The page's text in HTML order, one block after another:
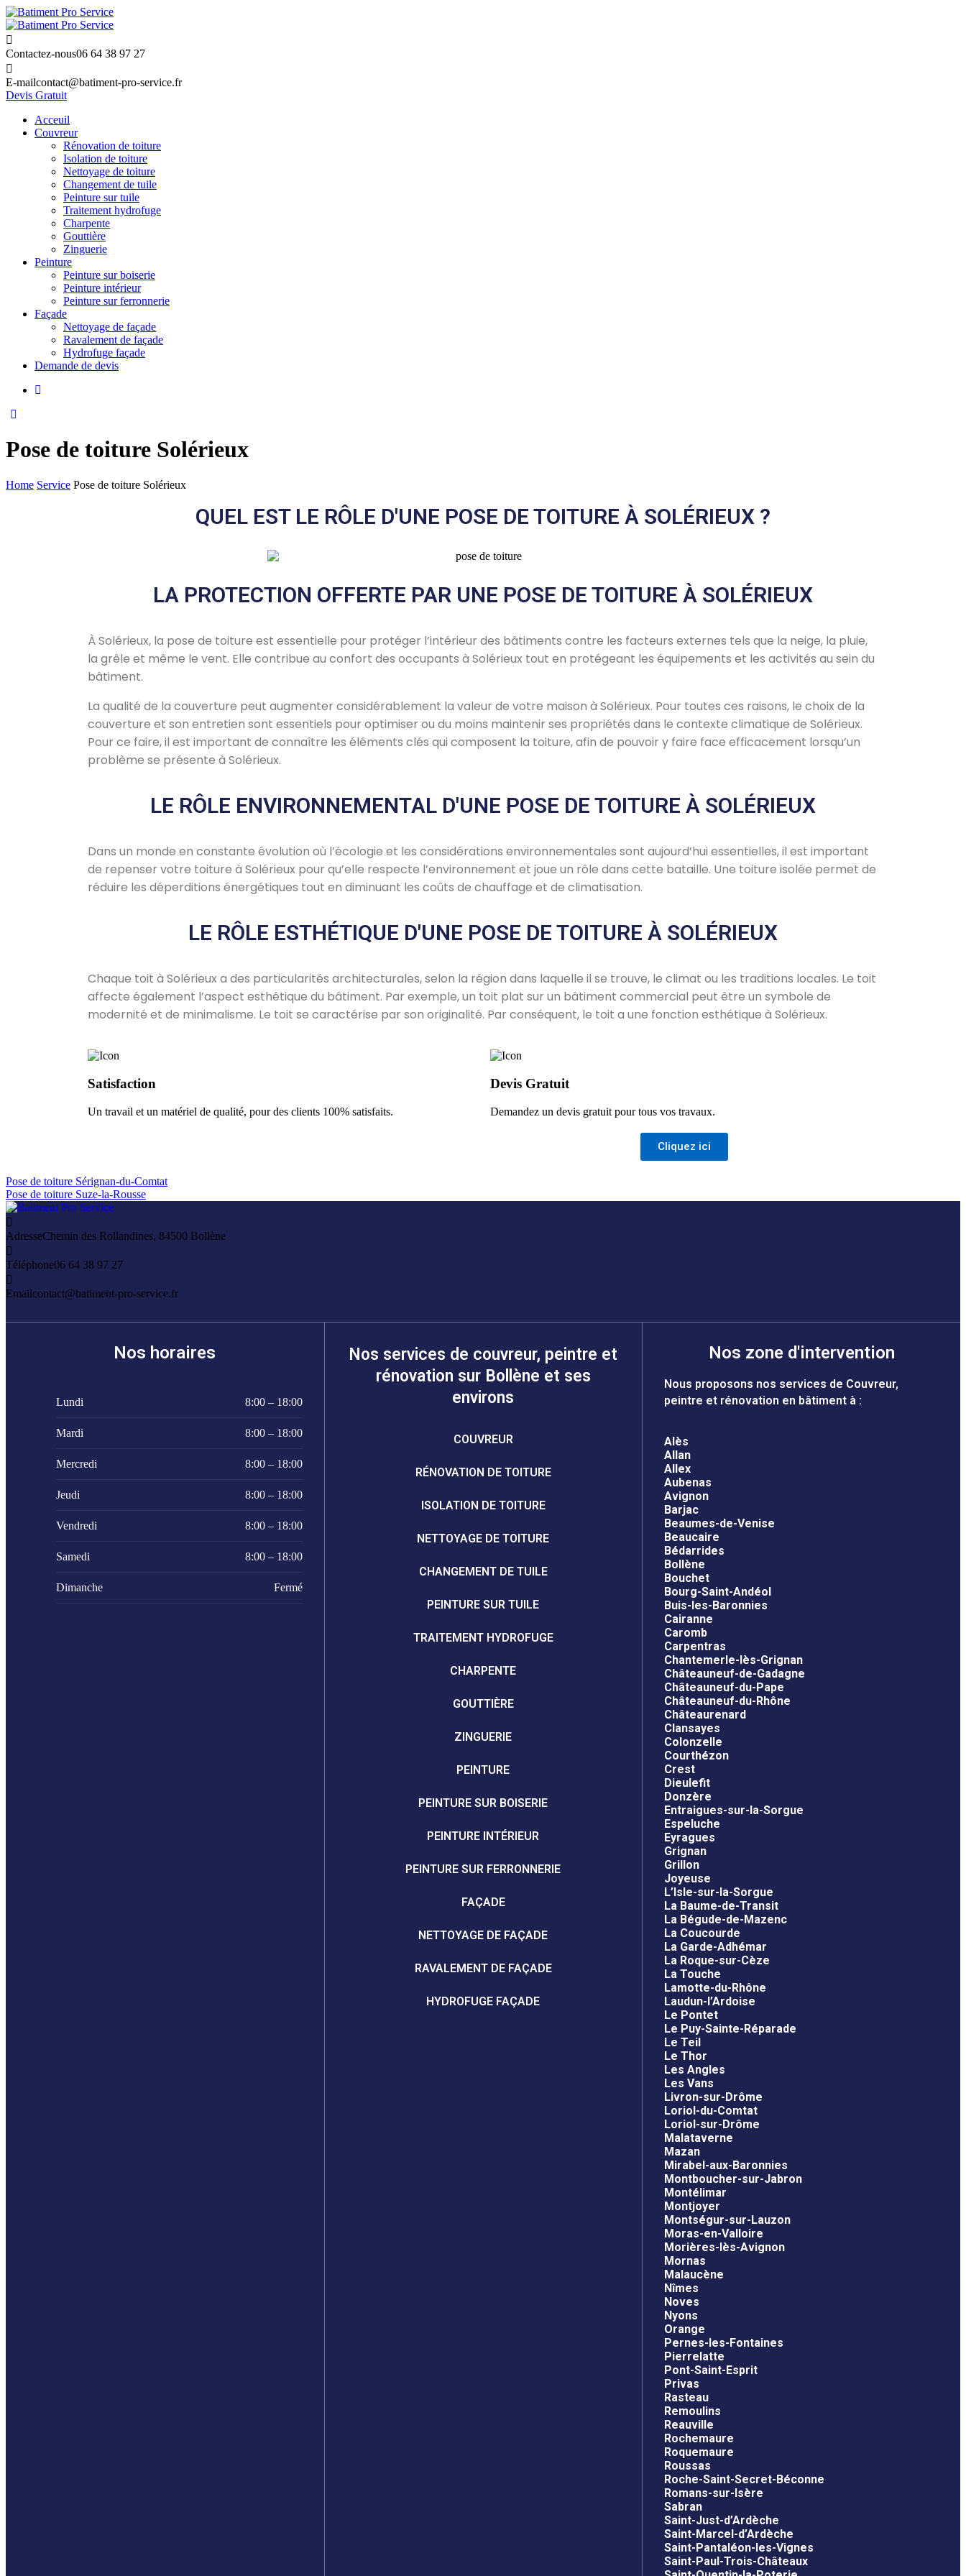
Contactez-nous06 64 38 97 27
E-mailcontact@batiment-pro-service.fr
Devis Gratuit
Acceuil
Couvreur
Rénovation de toiture
Isolation de toiture
Nettoyage de toiture
Changement de tuile
Peinture sur tuile
Traitement hydrofuge
Charpente
Gouttière
Zinguerie
Peinture
Peinture sur boiserie
Peinture intérieur
Peinture sur ferronnerie
Façade
Nettoyage de façade
Ravalement de façade
Hydrofuge façade
Demande de devis
Pose de toiture Solérieux
Home Service Pose de toiture Solérieux
QUEL EST LE RÔLE D'UNE POSE DE TOITURE À SOLÉRIEUX ?
LA PROTECTION OFFERTE PAR UNE POSE DE TOITURE À SOLÉRIEUX
À Solérieux, la pose de toiture est essentielle pour protéger l’intérieur des bâtiments contre les facteurs externes tels que la neige, la pluie,
la grêle et même le vent. Elle contribue au confort des occupants à Solérieux tout en protégeant les équipements et les activités au sein du
bâtiment.
La qualité de la couverture peut augmenter considérablement la valeur de votre maison à Solérieux. Pour toutes ces raisons, le choix de la
couverture et son entretien sont essentiels pour optimiser ou du moins maintenir ses propriétés dans le contexte climatique de Solérieux.
Pour ce faire, il est important de connaître les éléments clés qui composent la toiture, afin de pouvoir y faire face efficacement lorsqu’un
problème se présente à Solérieux.
LE RÔLE ENVIRONNEMENTAL D'UNE POSE DE TOITURE À SOLÉRIEUX
Dans un monde en constante évolution où l’écologie et les considérations environnementales sont aujourd’hui essentielles, il est important
de repenser votre toiture à Solérieux pour qu’elle respecte l’environnement et joue un rôle dans cette bataille. Une toiture isolée permet de
réduire les déperditions énergétiques tout en diminuant les coûts de chauffage et de climatisation.
LE RÔLE ESTHÉTIQUE D'UNE POSE DE TOITURE À SOLÉRIEUX
Chaque toit à Solérieux a des particularités architecturales, selon la région dans laquelle il se trouve, le climat ou les traditions locales. Le toit
affecte également l’aspect esthétique du bâtiment. Par exemple, un toit plat sur un bâtiment commercial peut être un symbole de
modernité et de minimalisme. Le toit se caractérise par son originalité. Par conséquent, le toit a une fonction esthétique à Solérieux.
Satisfaction
Un travail et un matériel de qualité, pour des clients 100% satisfaits.
Devis Gratuit
Demandez un devis gratuit pour tous vos travaux.
Cliquez ici
Pose de toiture Sérignan-du-Comtat
Pose de toiture Suze-la-Rousse
AdresseChemin des Rollandines, 84500 Bollène
Téléphone06 64 38 97 27
Emailcontact@batiment-pro-service.fr
Nos horaires
Lundi 8:00 – 18:00
Mardi 8:00 – 18:00
Mercredi 8:00 – 18:00
Jeudi 8:00 – 18:00
Vendredi 8:00 – 18:00
Samedi 8:00 – 18:00
Dimanche Fermé
Nos services de couvreur, peintre et
rénovation sur Bollène et ses
environs
COUVREUR
RÉNOVATION DE TOITURE
ISOLATION DE TOITURE
NETTOYAGE DE TOITURE
CHANGEMENT DE TUILE
PEINTURE SUR TUILE
TRAITEMENT HYDROFUGE
CHARPENTE
GOUTTIÈRE
ZINGUERIE
PEINTURE
PEINTURE SUR BOISERIE
PEINTURE INTÉRIEUR
PEINTURE SUR FERRONNERIE
FAÇADE
NETTOYAGE DE FAÇADE
RAVALEMENT DE FAÇADE
HYDROFUGE FAÇADE
Nos zone d'intervention
Nous proposons nos services de Couvreur,
peintre et rénovation en bâtiment à :
Alès
Allan
Allex
Aubenas
Avignon
Barjac
Beaumes-de-Venise
Beaucaire
Bédarrides
Bollène
Bouchet
Bourg-Saint-Andéol
Buis-les-Baronnies
Cairanne
Caromb
Carpentras
Chantemerle-lès-Grignan
Châteauneuf-de-Gadagne
Châteauneuf-du-Pape
Châteauneuf-du-Rhône
Châteaurenard
Clansayes
Colonzelle
Courthézon
Crest
Dieulefit
Donzère
Entraigues-sur-la-Sorgue
Espeluche
Eyragues
Grignan
Grillon
Joyeuse
L’Isle-sur-la-Sorgue
La Baume-de-Transit
La Bégude-de-Mazenc
La Coucourde
La Garde-Adhémar
La Roque-sur-Cèze
La Touche
Lamotte-du-Rhône
Laudun-l’Ardoise
Le Pontet
Le Puy-Sainte-Réparade
Le Teil
Le Thor
Les Angles
Les Vans
Livron-sur-Drôme
Loriol-du-Comtat
Loriol-sur-Drôme
Malataverne
Mazan
Mirabel-aux-Baronnies
Montboucher-sur-Jabron
Montélimar
Montjoyer
Montségur-sur-Lauzon
Moras-en-Valloire
Morières-lès-Avignon
Mornas
Malaucène
Nîmes
Noves
Nyons
Orange
Pernes-les-Fontaines
Pierrelatte
Pont-Saint-Esprit
Privas
Rasteau
Remoulins
Reauville
Rochemaure
Roquemaure
Roussas
Roche-Saint-Secret-Béconne
Romans-sur-Isère
Sabran
Saint-Just-d’Ardèche
Saint-Marcel-d’Ardèche
Saint-Pantaléon-les-Vignes
Saint-Paul-Trois-Châteaux